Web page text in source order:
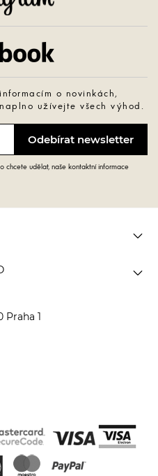
o novinkách,
užívejte všech výhod.
chcete udělat, naše kontaktní informace


Praha 1